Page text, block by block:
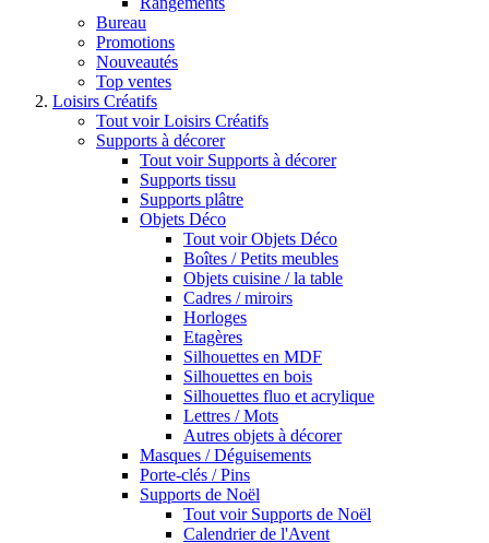
Bureau
Promotions
Nouveautés
Top ventes
Loisirs Créatifs
Tout voir Loisirs Créatifs
Supports à décorer
Tout voir Supports à décorer
Supports tissu
Supports plâtre
Objets Déco
Tout voir Objets Déco
Boîtes / Petits meubles
Objets cuisine / la table
Cadres / miroirs
Horloges
Etagères
Silhouettes en MDF
Silhouettes en bois
Silhouettes fluo et acrylique
Lettres / Mots
Autres objets à décorer
Masques / Déguisements
Porte-clés / Pins
Supports de Noël
Tout voir Supports de Noël
Calendrier de l'Avent